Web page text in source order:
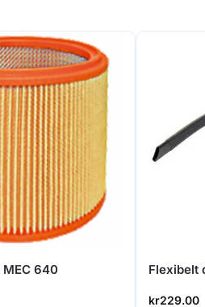
640
Flexibelt
kr229.00